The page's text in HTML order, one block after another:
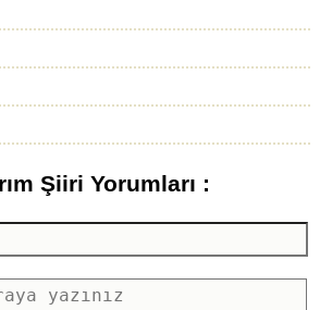
Şiiri Yorumları :